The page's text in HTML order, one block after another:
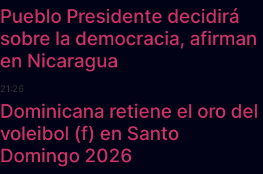
Pueblo Presidente decidirá
sobre la democracia, afirman
en Nicaragua
21:26
Dominicana retiene el oro del
voleibol (f) en Santo
Domingo 2026